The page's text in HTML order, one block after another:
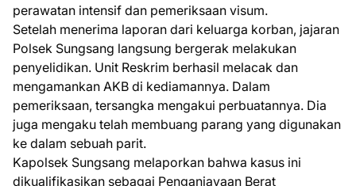
perawatan intensif dan pemeriksaan visum.
Setelah menerima laporan dari keluarga korban, jajaran
Polsek Sungsang langsung bergerak melakukan
penyelidikan. Unit Reskrim berhasil melacak dan
mengamankan AKB di kediamannya. Dalam
pemeriksaan, tersangka mengakui perbuatannya. Dia
juga mengaku telah membuang parang yang digunakan
ke dalam sebuah parit.
Kapolsek Sungsang melaporkan bahwa kasus ini
dikualifikasikan sebagai Penganiayaan Berat